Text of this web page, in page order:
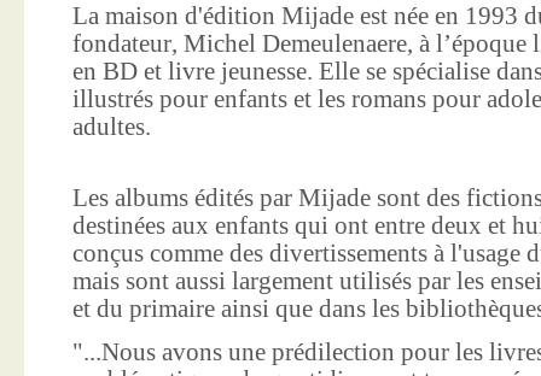
La maison d'édition Mijade est née en 1993
fondateur, Michel Demeulenaere, à l’époque
en BD et livre jeunesse. Elle se spécialise
illustrés pour enfants et les romans pour
adultes.
Les albums édités par Mijade sont des
destinées aux enfants qui ont entre deux et
conçus comme des divertissements à
mais sont aussi largement utilisés par les
et du primaire ainsi que dans les
"...Nous avons une prédilection pour les